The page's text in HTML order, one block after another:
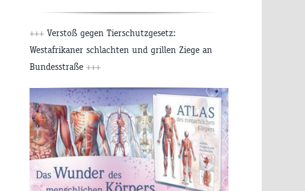
+++ Verstoß gegen Tierschutzgesetz:
Westafrikaner schlachten und grillen Ziege an
Bundesstraße +++